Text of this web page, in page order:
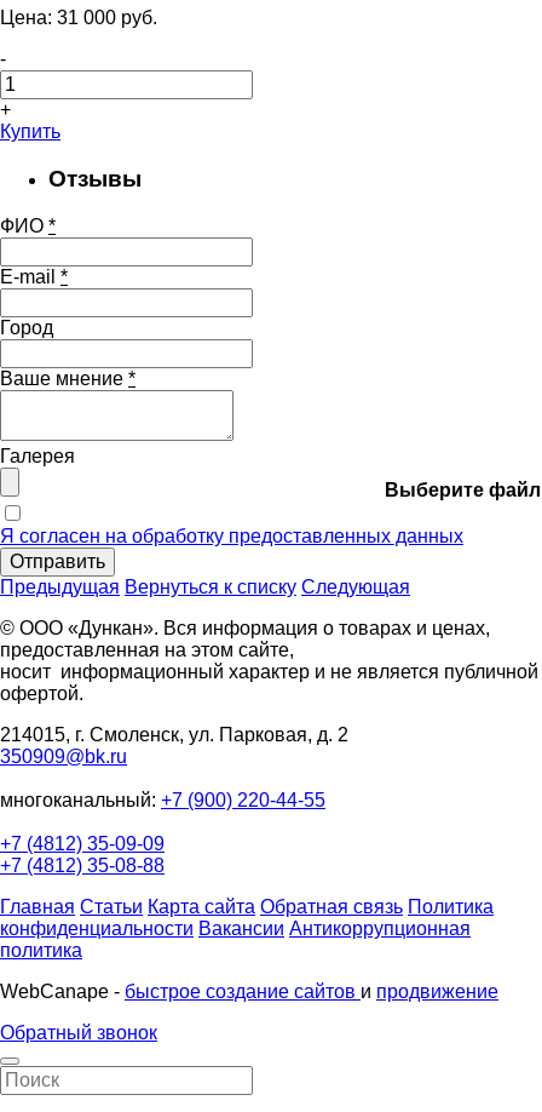
Цена: 31 000 pуб.
-
+
Купить
Отзывы
ФИО *
E-mail *
Город
Ваше мнение *
Галерея
Выберите файл
Я согласен на обработку предоставленных данных
Отправить
Предыдущая Вернуться к списку Следующая
© ООО «Дункан». Вся информация о товарах и ценах,
предоставленная на этом сайте,
носит информационный характер и не является публичной
офертой.
214015, г. Смоленск, ул. Парковая, д. 2
350909@bk.ru
многоканальный: +7 (900) 220-44-55
+7 (4812) 35-09-09
+7 (4812) 35-08-88
Главная Статьи Карта сайта Обратная связь Политика
конфиденциальности Вакансии Антикоррупционная
политика
WebCanape - быстрое создание сайтов и продвижение
Обратный звонок